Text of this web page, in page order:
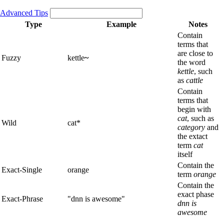
Advanced Tips
Type
Example Notes
Fuzzy kettle~
Contain
terms that
are close to
the word
kettle, such
as cattle
Wild cat*
Contain
terms that
begin with
cat, such as
category and
the extact
term cat
itself
Exact-Single
orange
Contain the
term orange
Exact-Phrase "dnn is awesome"
Contain the
exact phase
dnn is
awesome